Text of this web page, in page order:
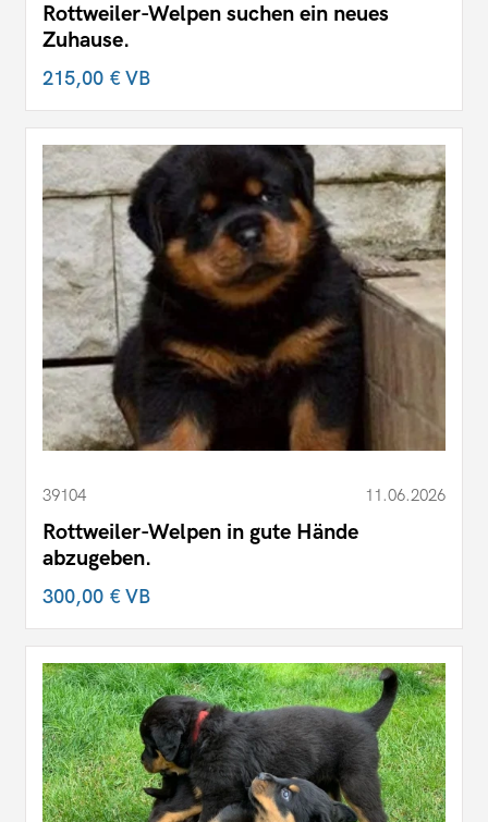
Rottweiler-Welpen suchen ein neues
Zuhause.
215,00 €VB
39104 11.06.2026
Rottweiler-Welpen in gute Hände
abzugeben.
300,00 €VB